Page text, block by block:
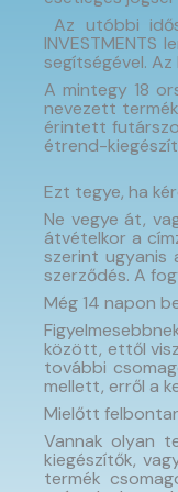
Az utóbbi
segítségével.
A mintegy 18
nevezett
érintett
étrend-
Ezt tegye, ha
Ne vegye át,
átvételkor a
szerint ugyanis
szerződés. A
Még 14 napon
között, ettől
további
mellett, erről a
Mielőtt
Vannak olyan
kiegészítők,
termék